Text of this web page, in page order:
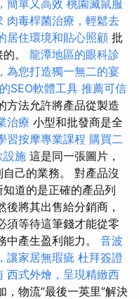
簡單又高效 桃園滅鼠服
肉毒桿菌治療，輕鬆去
居住環境和貼心照顧 批
。 龍潭地區的眼科診
為您打造獨一無二的宴
SEO軟體工具 推薦可信
方法允許將產品從製造
治療 小型和批發商是全
習按摩專業課程 購買二
設施 這是同一張圖片，
己的業務。 對產品沒
道的是正確的產品列
將其出售給分銷商，
須等待這筆錢才能從零
中產生盈利能力。 音波
讓家居無瑕疵 杜拜簽證
西式外燴，呈現精緻西
物流“最後一英里”解決